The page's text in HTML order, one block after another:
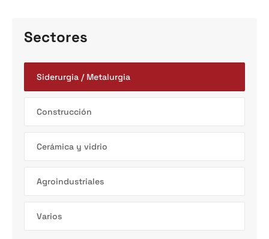
Sectores
Siderurgia / Metalurgia
Construcción
Cerámica y vidrio
Agroindustriales
Varios